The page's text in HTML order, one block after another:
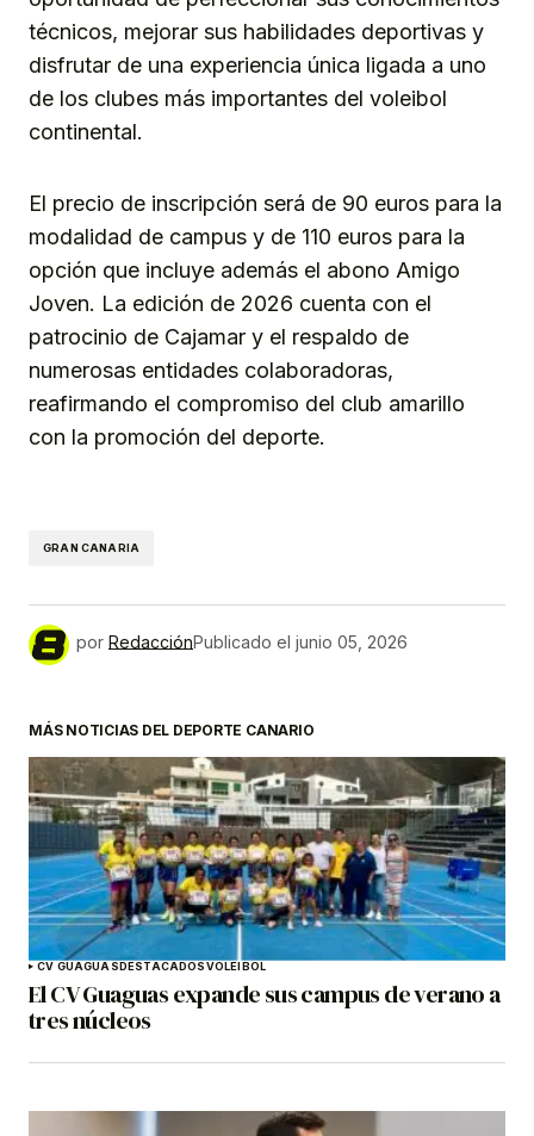
técnicos, mejorar sus habilidades deportivas y
disfrutar de una experiencia única ligada a uno
de los clubes más importantes del voleibol
continental.
El precio de inscripción será de 90 euros para la
modalidad de campus y de 110 euros para la
opción que incluye además el abono Amigo
Joven. La edición de 2026 cuenta con el
patrocinio de Cajamar y el respaldo de
numerosas entidades colaboradoras,
reafirmando el compromiso del club amarillo
con la promoción del deporte.
GRAN CANARIA
por RedacciónPublicado el junio 05, 2026
MÁS NOTICIAS DEL DEPORTE CANARIO
CV GUAGUASDESTACADOSVOLEIBOL
El CV Guaguas expande sus campus de verano a
tres núcleos